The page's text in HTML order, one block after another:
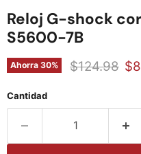
Reloj G-shock
S5600-7B
Ahorra 30% Precio
$124.98
Cantidad